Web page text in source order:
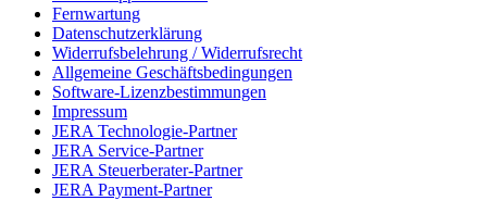
Fernwartung
Datenschutzerklärung
Widerrufsbelehrung / Widerrufsrecht
Allgemeine Geschäftsbedingungen
Software-Lizenzbestimmungen
Impressum
JERA Technologie-Partner
JERA Service-Partner
JERA Steuerberater-Partner
JERA Payment-Partner